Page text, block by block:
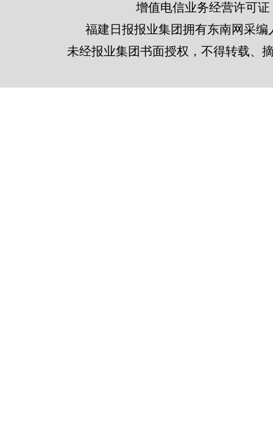
增值电信业务经营许可证
福建日报报业集团拥有东南网采
未经报业集团书面授权，不得转载、